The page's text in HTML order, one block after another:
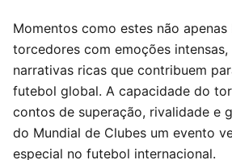
Momentos como estes não
torcedores com emoções
narrativas ricas que contribuem
futebol global. A capacidade do
contos de superação, rivalidade e
do Mundial de Clubes um evento
especial no futebol internacional.